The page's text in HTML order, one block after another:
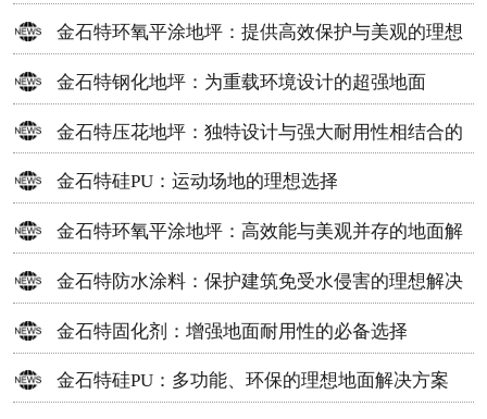
案
金石特环氧平涂地坪：提供高效保护与美观的理想
选择
金石特钢化地坪：为重载环境设计的超强地面
金石特压花地坪：独特设计与强大耐用性相结合的
地面材料
金石特硅PU：运动场地的理想选择
金石特环氧平涂地坪：高效能与美观并存的地面解
决方案
金石特防水涂料：保护建筑免受水侵害的理想解决
方案
金石特固化剂：增强地面耐用性的必备选择
金石特硅PU：多功能、环保的理想地面解决方案